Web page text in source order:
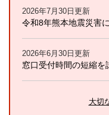
2026年7月30日更新
令和8年熊本地震災害
2026年6月30日更新
窓口受付時間の短縮を
大切